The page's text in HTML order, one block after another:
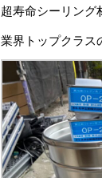
超寿命シーリング
業界トップクラス